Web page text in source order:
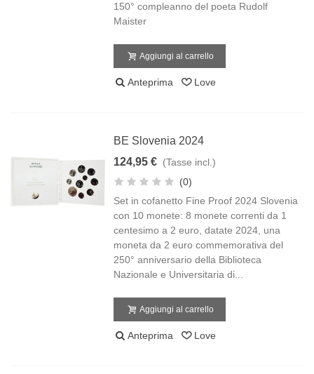
150° compleanno del poeta Rudolf
Maister
Aggiungi al carrello
Anteprima Love
BE Slovenia 2024
124,95 € (Tasse incl.)
(0)
Set in cofanetto Fine Proof 2024 Slovenia
con 10 monete: 8 monete correnti da 1
centesimo a 2 euro, datate 2024, una
moneta da 2 euro commemorativa del
250° anniversario della Biblioteca
Nazionale e Universitaria di...
Aggiungi al carrello
Anteprima Love